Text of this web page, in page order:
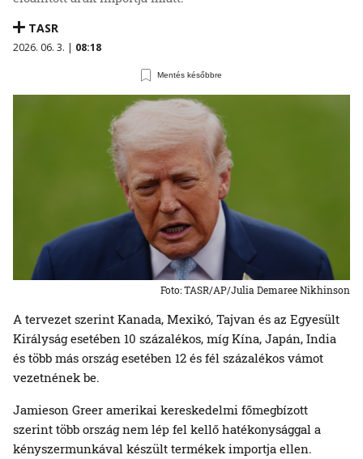
TASR
2026. 06. 3. | 08:18
Mentés későbbre
Foto: TASR/AP/Julia Demaree Nikhinson
A tervezet szerint Kanada, Mexikó, Tajvan és az Egyesült
Királyság esetében 10 százalékos, míg Kína, Japán, India
és több más ország esetében 12 és fél százalékos vámot
vezetnének be.
Jamieson Greer amerikai kereskedelmi főmegbízott
szerint több ország nem lép fel kellő hatékonysággal a
kényszermunkával készült termékek importja ellen.